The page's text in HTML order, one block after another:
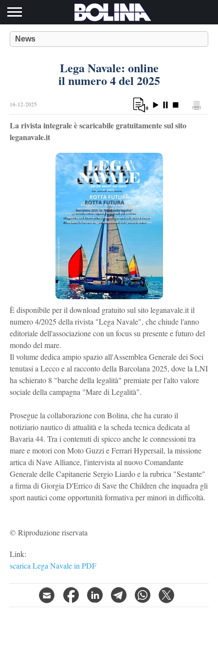
News
Lega Navale: online
il numero 4 del 2025
16-12-2025
La rivista integrale è scaricabile gratuitamente sul sito
leganavale.it
È disponibile per il download gratuito sul sito leganavale.it il
numero 4/2025 della rivista "Lega Navale", che chiude l'anno
editoriale dell'associazione con un focus su presente e futuro del
mondo del mare.
Il volume dedica ampio spazio all'Assemblea Generale dei Soci
tenutasi a Lecco e al racconto della Barcolana 2025, dove la LNI
ha schierato 8 "barche della legalità" premiate per l'alto valore
sociale della campagna "Mare di Legalità".
Prosegue la collaborazione con Bolina, che ha curato il
notiziario nautico di attualità e la scheda tecnica dedicata al
Bavaria 44. Tra i contenuti di spicco anche le connessioni tra
mare e motori con Moto Guzzi e Ferrari Hypersail, la missione
artica di Nave Alliance, l'intervista al nuovo Comandante
Generale delle Capitanerie Sergio Liardo e la rubrica "Sestante"
a firma di Giorgia D'Errico di Save the Children che inquadra gli
sport nautici come opportunità formativa per minori in difficoltà.
© Riproduzione riservata
Link:
scarica Lega Navale in PDF